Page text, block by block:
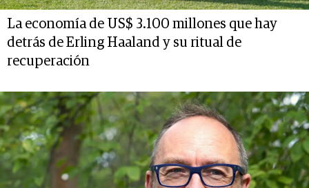
La economía de US$ 3.100 millones que hay
detrás de Erling Haaland y su ritual de
recuperación